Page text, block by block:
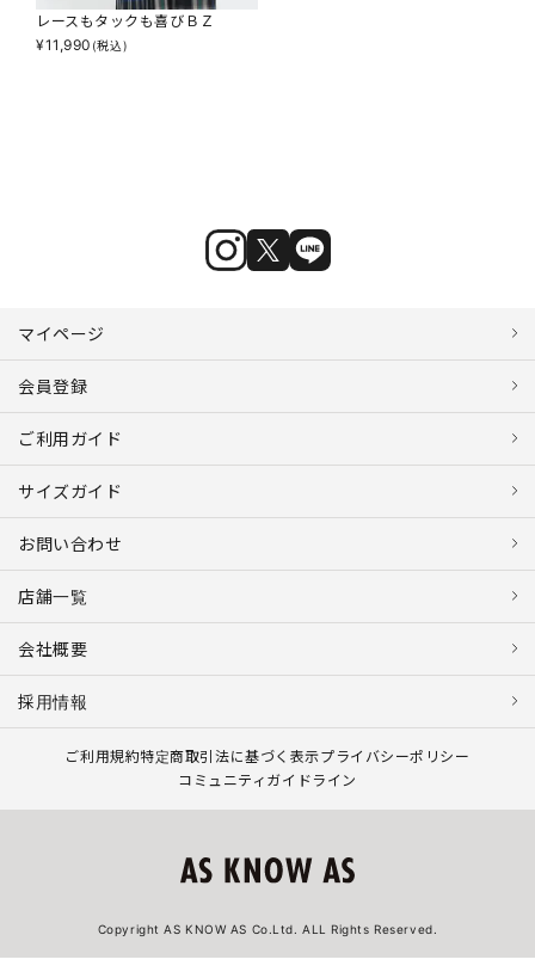
レースもタックも喜びＢＺ
¥11,990 (税込)
マイページ
会員登録
ご利用ガイド
サイズガイド
お問い合わせ
店舗一覧
会社概要
採用情報
ご利用規約特定商取引法に基づく表示プライバシーポリシー
コミュニティガイドライン
Copyright AS KNOW AS Co.Ltd. ALL Rights Reserved.